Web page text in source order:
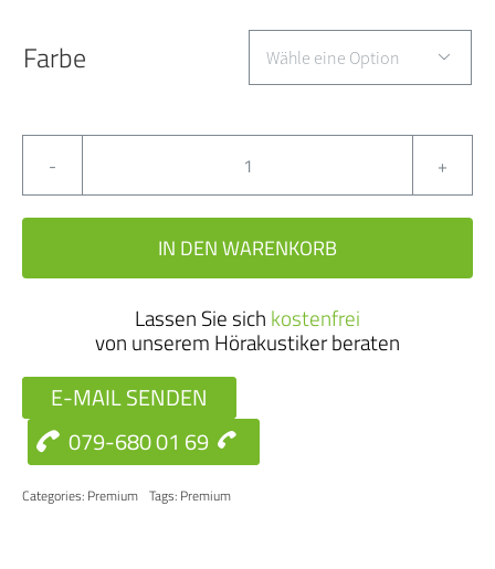
Farbe 
Phonak
Audeo
Lumity
312
90
Menge
IN DEN WARENKORB
Lassen Sie sich kostenfrei
von unserem Hörakustiker beraten
E-MAIL SENDEN
079-680 01 69
Categories: Premium Tags: Premium